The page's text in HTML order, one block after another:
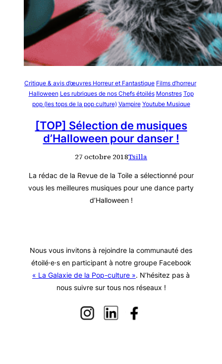
Critique & avis d’œuvres Horreur et Fantastique Films d’horreur
Halloween Les rubriques de nos Chefs étoilés Monstres Top
pop (les tops de la pop culture) Vampire Youtube Musique
[TOP] Sélection de musiques
d’Halloween pour danser !
27 octobre 2018Tsilla
La rédac de la Revue de la Toile a sélectionné pour
vous les meilleures musiques pour une dance party
d’Halloween !
Nous vous invitons à rejoindre la communauté des
étoilé·e·s en participant à notre groupe Facebook
« La Galaxie de la Pop-culture ». N’hésitez pas à
nous suivre sur tous nos réseaux !